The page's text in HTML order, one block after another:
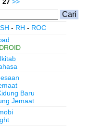
SH - RH - ROC
Baru
Jemaat